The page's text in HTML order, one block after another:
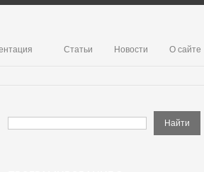
Статьи Новости О сайте